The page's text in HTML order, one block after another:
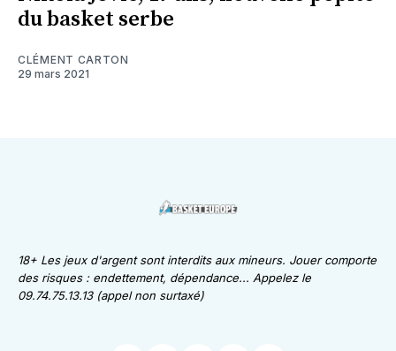
du basket serbe
CLÉMENT CARTON
29 mars 2021
18+ Les jeux d'argent sont interdits aux mineurs. Jouer comporte
des risques : endettement, dépendance... Appelez le
09.74.75.13.13 (appel non surtaxé)